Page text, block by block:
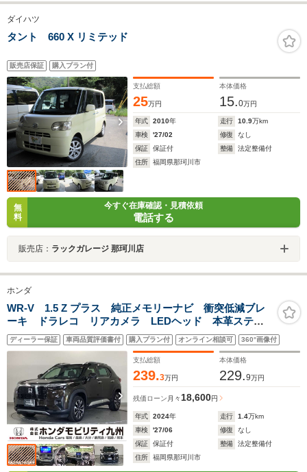
ダイハツ
タント 660 X リミテッド
販売店保証 購入プラン付
支払総額
25万円
本体価格
15.0万円
年式 2010年 走行 10.9万km
車検
'27/02 修復
なし
保証
保証付 整備
法定整備付
住所
福岡県那珂川市
無
料
今すぐ在庫確認・見積依頼
電話する
販売店： ラックガレージ 那珂川店
ホンダ
WR-V 1.5 Z プラス 純正メモリーナビ 衝突低減ブレ
ーキ ドラレコ リアカメラ LEDヘッド 本革ステ
ア 純正17インチアルミホイール 7速パドルシフト
ディーラー保証 車両品質評価書付 購入プラン付 オンライン相談可 360°画像付
支払総額
239.3万円
本体価格
229.9万円
残価ローン 月々18,600円
年式 2024年 走行 1.4万km
車検
'27/06 修復
なし
保証
保証付 整備
法定整備付
住所
福岡県那珂川市